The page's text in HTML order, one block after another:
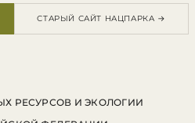
СТАРЫЙ САЙТ НАЦПАРКА →
РЕСУРСОВ И ЭКОЛОГИИ